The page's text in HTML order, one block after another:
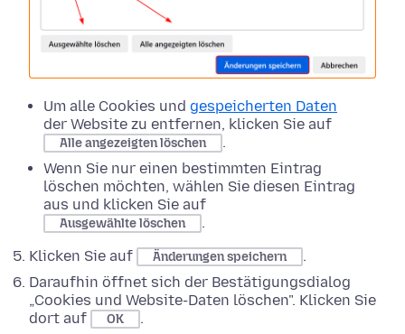
Um alle Cookies und gespeicherten Daten
der Website zu entfernen, klicken Sie auf
Alle angezeigten löschen
.
Wenn Sie nur einen bestimmten Eintrag
löschen möchten, wählen Sie diesen Eintrag
aus und klicken Sie auf
Ausgewählte löschen
.
Klicken Sie auf
Änderungen speichern
.
Daraufhin öffnet sich der Bestätigungsdialog
„Cookies und Website-Daten löschen". Klicken Sie
dort auf
OK
.